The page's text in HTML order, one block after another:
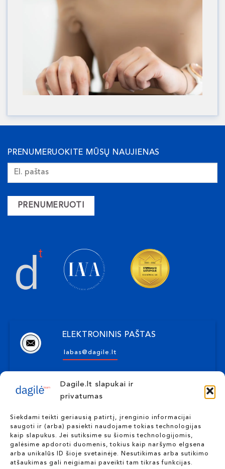
Dagile.lt slapukai ir
privatumas
Siekdami teikti geriausią patirtį, įrenginio informacijai
saugoti ir (arba) pasiekti naudojame tokias technologijas
kaip slapukus. Jei sutiksime su šiomis technologijomis,
galėsime apdoroti duomenis, tokius kaip naršymo elgsena
arba unikalūs ID šioje svetainėje. Nesutikimas arba sutikimo
atšaukimas gali neigiamai paveikti tam tikras funkcijas.
PRENUMERUOKITE MŪSŲ NAUJIENAS
PRENUMERUOTI
ELEKTRONINIS PAŠTAS
labas@dagile.lt
ADRESAS
TELEFONO NUMERIS
+370 655 10117